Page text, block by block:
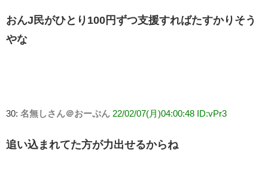
おんJ民がひとり100円ずつ支援すればたすかりそう
やな
30: 名無しさん＠おーぷん 22/02/07(月)04:00:48 ID:vPr3
追い込まれてた方が力出せるからね